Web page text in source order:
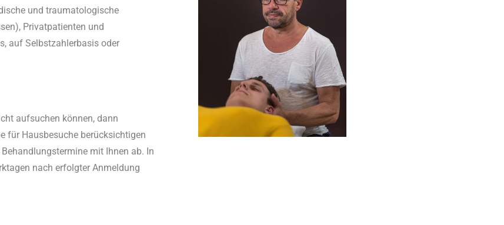
und traumatologische
Privatpatienten und
auf Selbstzahlerbasis oder
aufsuchen können, dann
für Hausbesuche berücksichtigen
mit Ihnen ab. In
nach erfolgter Anmeldung